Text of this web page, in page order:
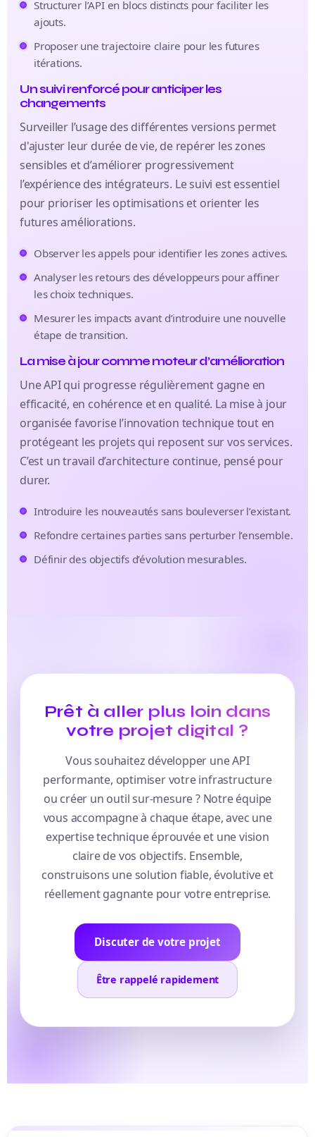
Structurer l’API en blocs distincts pour faciliter les
ajouts.
Proposer une trajectoire claire pour les futures
itérations.
Un suivi renforcé pour anticiper les
changements
Surveiller l’usage des différentes versions permet
d'ajuster leur durée de vie, de repérer les zones
sensibles et d’améliorer progressivement
l’expérience des intégrateurs. Le suivi est essentiel
pour prioriser les optimisations et orienter les
futures améliorations.
Observer les appels pour identifier les zones actives.
Analyser les retours des développeurs pour affiner
les choix techniques.
Mesurer les impacts avant d’introduire une nouvelle
étape de transition.
La mise à jour comme moteur d’amélioration
Une API qui progresse régulièrement gagne en
efficacité, en cohérence et en qualité. La mise à jour
organisée favorise l’innovation technique tout en
protégeant les projets qui reposent sur vos services.
C’est un travail d’architecture continue, pensé pour
durer.
Introduire les nouveautés sans bouleverser l’existant.
Refondre certaines parties sans perturber l’ensemble.
Définir des objectifs d’évolution mesurables.
Prêt à aller plus loin dans
votre projet digital ?
Vous souhaitez développer une API
performante, optimiser votre infrastructure
ou créer un outil sur-mesure ? Notre équipe
vous accompagne à chaque étape, avec une
expertise technique éprouvée et une vision
claire de vos objectifs. Ensemble,
construisons une solution fiable, évolutive et
réellement gagnante pour votre entreprise.
Discuter de votre projet
Être rappelé rapidement